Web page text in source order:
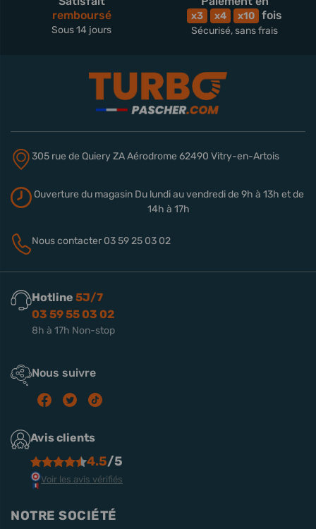
remboursé
Sous 14 jours
x3 x4 x10 fois
Sécurisé, sans frais
305 rue de QuieryZA Aérodrome 62490 Vitry-en-Artois
Ouverture du magasinDu lundi au vendredi de 9h à 13h et de
14h à 17h
Nous contacter 03 59 25 03 02
Hotline 5J/7
03 59 55 03 02
8h à 17h Non-stop
Nous suivre
Avis clients
4.5/5
Voir les avis vérifiés
NOTRE SOCIÉTÉ